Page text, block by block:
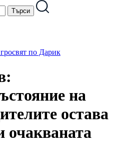
по Дарик
на
остава
очакваната